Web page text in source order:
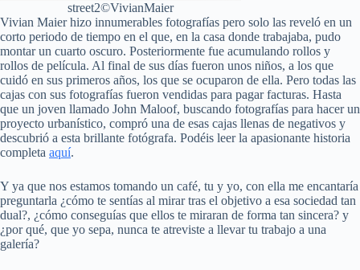
street2©VivianMaier
Vivian Maier hizo innumerables fotografías pero solo las reveló en un
corto periodo de tiempo en el que, en la casa donde trabajaba, pudo
montar un cuarto oscuro. Posteriormente fue acumulando rollos y
rollos de película. Al final de sus días fueron unos niños, a los que
cuidó en sus primeros años, los que se ocuparon de ella. Pero todas las
cajas con sus fotografías fueron vendidas para pagar facturas. Hasta
que un joven llamado John Maloof, buscando fotografías para hacer un
proyecto urbanístico, compró una de esas cajas llenas de negativos y
descubrió a esta brillante fotógrafa. Podéis leer la apasionante historia
completa aquí.
Y ya que nos estamos tomando un café, tu y yo, con ella me encantaría
preguntarla ¿cómo te sentías al mirar tras el objetivo a esa sociedad tan
dual?, ¿cómo conseguías que ellos te miraran de forma tan sincera? y
¿por qué, que yo sepa, nunca te atreviste a llevar tu trabajo a una
galería?